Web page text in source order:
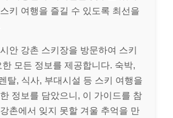
키 여행을 즐길 수 있도록 최선을
안 강촌 스키장을 방문하여 스키
모든 정보를 제공합니다. 숙박,
탈, 식사, 부대시설 등 스키 여행을
정보를 담았으니, 이 가이드를 참
촌에서 잊지 못할 겨울 추억을 만